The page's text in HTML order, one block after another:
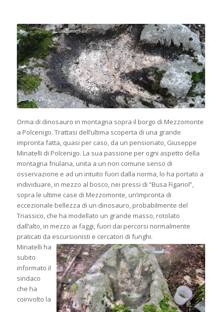
Orma di dinosauro in montagna sopra il borgo di Mezzomonte
a Polcenigo. Trattasi dell’ultima scoperta di una grande
impronta fatta, quasi per caso, da un pensionato, Giuseppe
Minatelli di Polcenigo. La sua passione per ogni aspetto della
montagna friulana, unita a un non comune senso di
osservazione e ad un intuito fuori dalla norma, lo ha portato a
individuare, in mezzo al bosco, nei pressi di “Busa Figariol”,
sopra le ultime case di Mezzomonte, un’impronta di
eccezionale bellezza di un dinosauro, probabilmente del
Triassico, che ha modellato un grande masso, rotolato
dall’alto, in mezzo ai faggi, fuori dai percorsi normalmente
praticati da escursionisti e cercatori di funghi.
Minatelli ha
subito
informato il
sindaco
che ha
coinvolto la